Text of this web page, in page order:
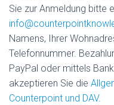
Sie zur Anmeldung bitte
Namens, Ihrer
Telefonnummer.
PayPal oder mittels
akzeptieren Sie die
Counterpoint und DAV.